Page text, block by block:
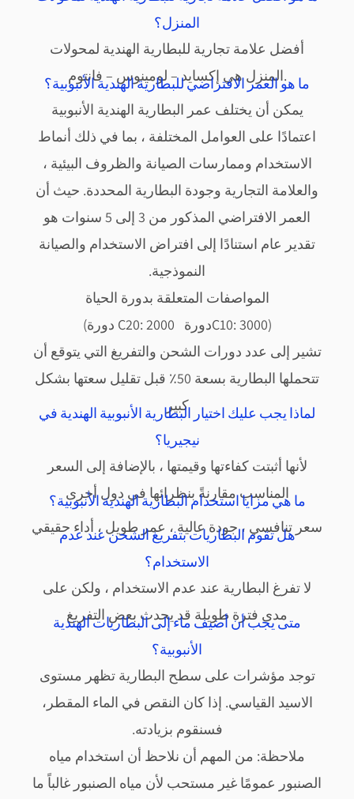
المنزل؟
أفضل علامة تجارية للبطارية الهندية لمحولات
المنزل هي إكسايد – لومينوس – فانتوم.
ما هو العمر الافتراضي للبطارية الهندية الأنبوبية؟
يمكن أن يختلف عمر البطارية الهندية الأنبوبية
اعتمادًا على العوامل المختلفة ، بما في ذلك أنماط
الاستخدام وممارسات الصيانة والظروف البيئية ،
والعلامة التجارية وجودة البطارية المحددة. حيث أن
العمر الافتراضي المذكور من 3 إلى 5 سنوات هو
تقدير عام استنادًا إلى افتراض الاستخدام والصيانة
النموذجية.
المواصفات المتعلقة بدورة الحياة
(C10: 3000دورة C20: 2000 دورة)
تشير إلى عدد دورات الشحن والتفريغ التي يتوقع أن
تتحملها البطارية بسعة 50٪ قبل تقليل سعتها بشكل
كبير
لماذا يجب عليك اختيار البطارية الأنبوبية الهندية في
نيجيريا؟
لأنها أثبتت كفاءتها وقيمتها ، بالإضافة إلى السعر
المناسب مقارنةً بنظرائها في دول أخرى
ما هي مزايا استخدام البطارية الهندية الأنبوبية؟
سعر تنافسي ، جودة عالية ، عمر طويل ، أداء حقيقي
هل تقوم البطاريات بتفريغ الشحن عند عدم
الاستخدام؟
لا تفرغ البطارية عند عدم الاستخدام ، ولكن على
مدى فترة طويلة قد يحدث بعض التفريغ
متى يجب أن أضيف ماء إلى البطاريات الهندية
الأنبوبية؟
توجد مؤشرات على سطح البطارية تظهر مستوى
الاسيد القياسي. إذا كان النقص في الماء المقطر،
فسنقوم بزيادته.
ملاحظة: من المهم أن نلاحظ أن استخدام مياه
الصنبور عمومًا غير مستحب لأن مياه الصنبور غالباً ما